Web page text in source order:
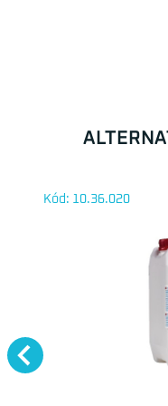
Kód: 10.36.020